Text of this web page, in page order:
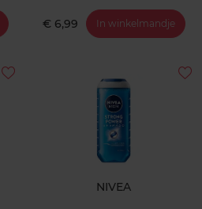
€ 6,99 In winkelmandje
NIVEA